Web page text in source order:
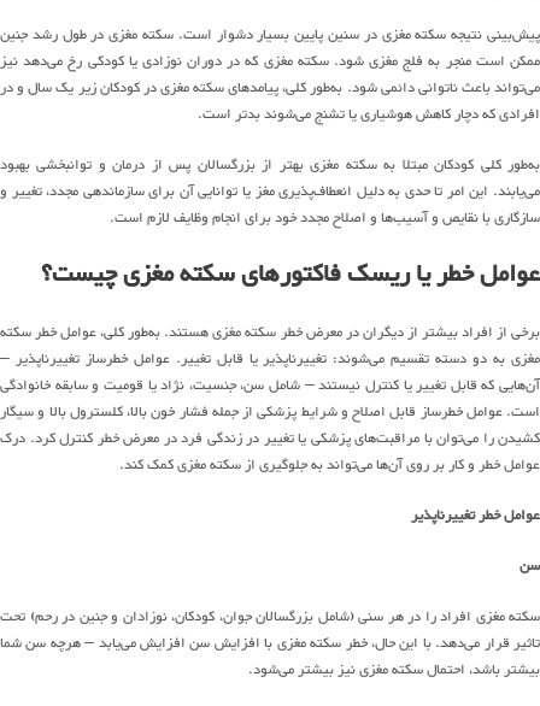
پیشبینینتیجه سکته مغزی در سنین پایین بسیار دشوار است. سکته مغزی در طول رشد جنین
ممکن است منجر به فلج مغزی شود.سکته مغزی که در دوران نوزادی یا کودکی رخمیدهدنیز
میتواندباعث ناتوانی دائمی شود. بهطورکلی، پیامدهای سکته مغزیدر کودکان زیر یک سال و در
افرادی که دچار کاهش هوشیاری یا تشنجمیشوندبدتر است.
بهطور کلی کودکان مبتلا به سکته مغزی بهتر از بزرگسالان پس از درمان و توانبخشی بهبود
مییابند. این امر تا حدی به دلیل انعطافپذیریمغز یا توانایی آن برای سازماندهی مجدد، تغییر و
سازگاری با نقایص وآسیبهاو اصلاحمجدد خود برای انجام وظایف لازم است.
عوامل خطریا ریسک فاکتورهایسکته مغزی چیست؟
برخی از افراد بیشتر از دیگران در معرض خطر سکته مغزی هستند.بهطورکلی، عوامل خطر سکته
مغزی به دو دسته تقسیم میشوند: تغییرناپذیر یا قابل تغییر.عوامل خطرساز تغییرناپذیر –
آنهاییکه قابل تغییر یا کنترل نیستند–شامل سن، جنسیت، نژاد یا قومیت و سابقه خانوادگی
است.عوامل خطرساز قابل اصلاح و شرایط پزشکی از جمله فشار خون بالا، کلسترول بالا و سیگار
کشیدن را میتوانبامراقبتهایپزشکییا تغییر در زندگی فرد در معرض خطرکنترل کرد. درک
عوامل خطر و کار بر رویآنهامی‌تواندبه جلوگیری از سکته مغزی کمک کند.
عوامل خطر تغییرناپذیر
سن
سکته مغزی افراد را در هر سنی(شامل بزرگسالان جوان، کودکان، نوزادان و جنین در رحم) تحت
تاثیر قرارمیدهد.با این حال، خطر سکته مغزی با افزایش سن افزایشمییابد–هرچه سن شما
بیشتر باشد، احتمال سکته مغزی نیز بیشترمیشود.